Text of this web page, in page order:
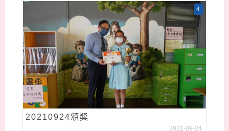
20210924頒獎
4
2021-09-24